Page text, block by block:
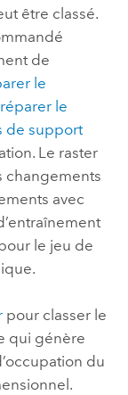
être classé.
de
le
le
de support
Le raster
changements
avec
le jeu de
pour classer le
qui génère
du